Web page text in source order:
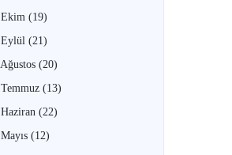
(19)
(21)
(20)
(13)
(22)
(12)